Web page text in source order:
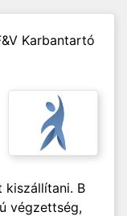
Karbantartó
kiszállítani. B
végzettség,